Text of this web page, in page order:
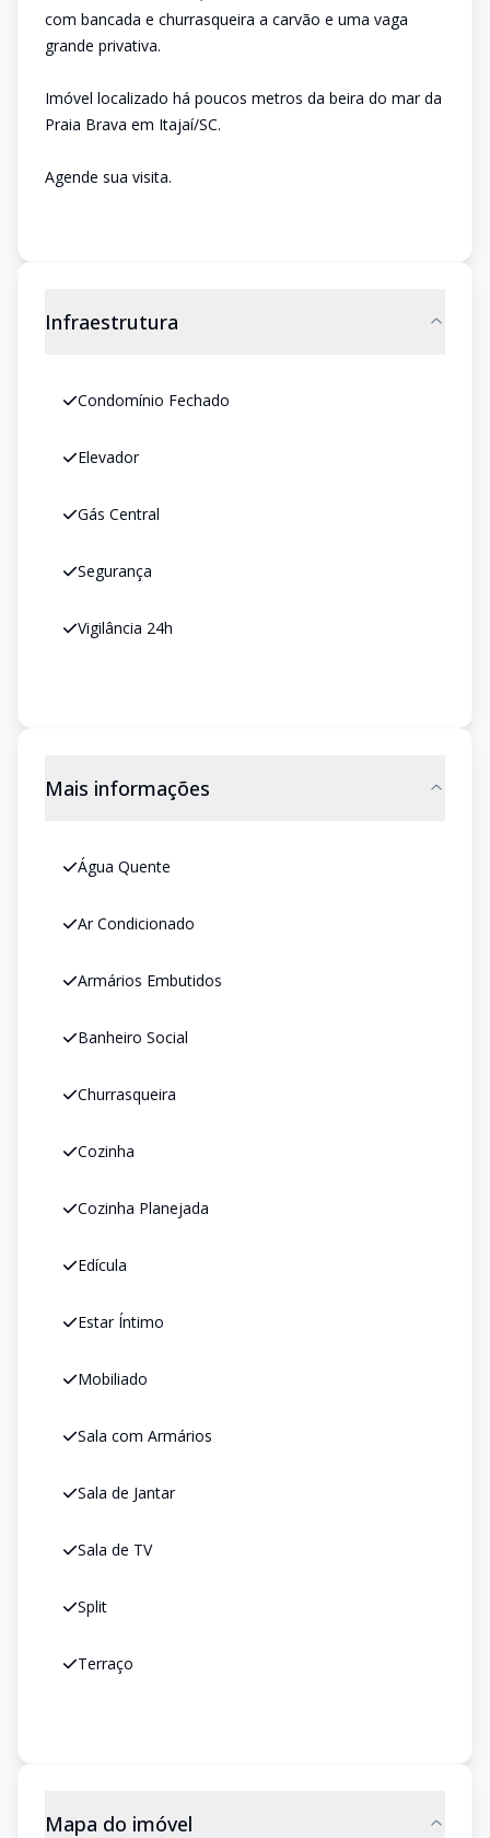
com bancada e churrasqueira a carvão e uma vaga
grande privativa.
Imóvel localizado há poucos metros da beira do mar da
Praia Brava em Itajaí/SC.
Agende sua visita.
Infraestrutura
Condomínio Fechado
Elevador
Gás Central
Segurança
Vigilância 24h
Mais informações
Água Quente
Ar Condicionado
Armários Embutidos
Banheiro Social
Churrasqueira
Cozinha
Cozinha Planejada
Edícula
Estar Íntimo
Mobiliado
Sala com Armários
Sala de Jantar
Sala de TV
Split
Terraço
Mapa do imóvel